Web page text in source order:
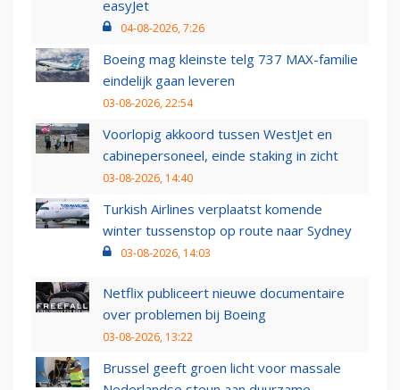
easyJet
04-08-2026, 7:26
Boeing mag kleinste telg 737 MAX-familie
eindelijk gaan leveren
03-08-2026, 22:54
Voorlopig akkoord tussen WestJet en
cabinepersoneel, einde staking in zicht
03-08-2026, 14:40
Turkish Airlines verplaatst komende
winter tussenstop op route naar Sydney
03-08-2026, 14:03
Netflix publiceert nieuwe documentaire
over problemen bij Boeing
03-08-2026, 13:22
Brussel geeft groen licht voor massale